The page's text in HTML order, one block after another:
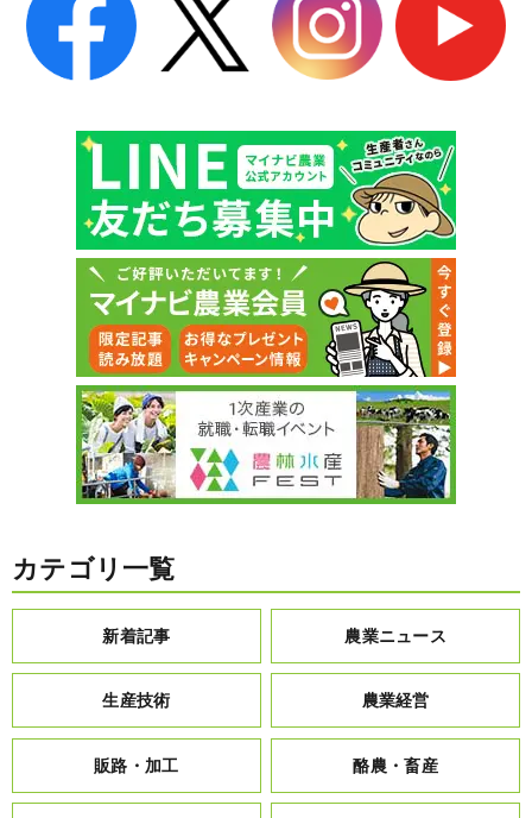
カテゴリ一覧
新着記事 農業ニュース
生産技術 農業経営
販路・加工 酪農・畜産